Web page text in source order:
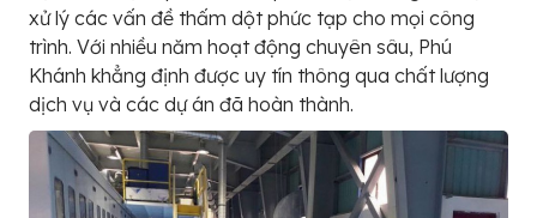
xử lý các vấn đề thấm dột phức tạp cho mọi công
trình. Với nhiều năm hoạt động chuyên sâu, Phú
Khánh khẳng định được uy tín thông qua chất lượng
dịch vụ và các dự án đã hoàn thành.